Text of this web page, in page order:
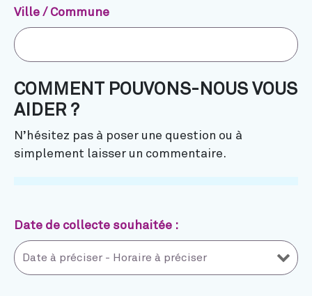
Ville / Commune
COMMENT POUVONS-NOUS VOUS
AIDER ?
N’hésitez pas à poser une question ou à
simplement laisser un commentaire.
Date de collecte souhaitée :